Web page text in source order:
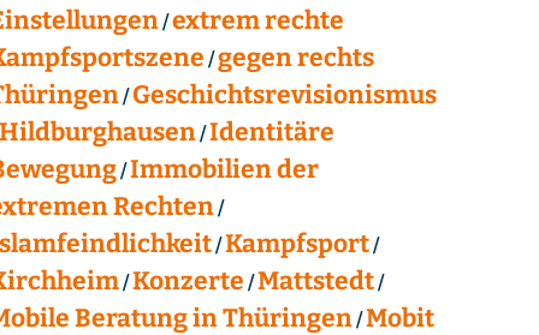
extrem rechte
gegen rechts
Geschichtsrevisionismus
Identitäre
Immobilien der
Rechten
Kampfsport
Konzerte Mattstedt
Beratung in Thüringen Mobit